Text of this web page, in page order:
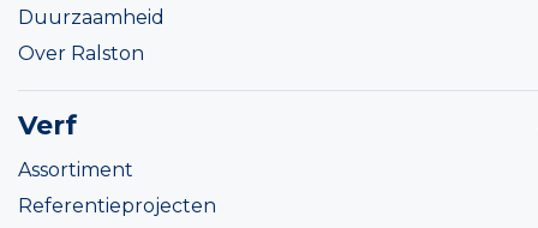
Duurzaamheid
Over Ralston
Verf
Assortiment
Referentieprojecten